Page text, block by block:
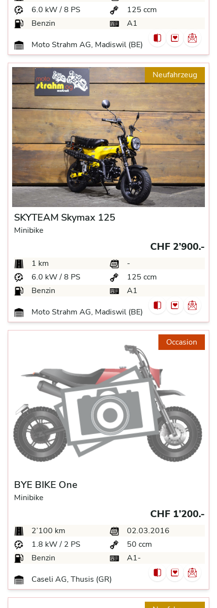
6.0 kW / 8 PS
125 ccm
Benzin
A1
Moto Strahm AG, Madiswil (BE)
Neufahrzeug
SKYTEAM Skymax 125
Minibike
CHF 2’900.-
1 km
-
6.0 kW / 8 PS
125 ccm
Benzin
A1
Moto Strahm AG, Madiswil (BE)
Occasion
BYE BIKE One
Minibike
CHF 1’200.-
2’100 km
02.03.2016
1.8 kW / 2 PS
50 ccm
Benzin
A1-
Caseli AG, Thusis (GR)